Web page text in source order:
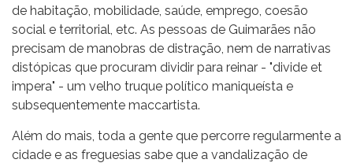
de habitação, mobilidade, saúde, emprego, coesão
social e territorial, etc. As pessoas de Guimarães não
precisam de manobras de distração, nem de narrativas
distópicas que procuram dividir para reinar - "divide et
impera" - um velho truque político maniqueísta e
subsequentemente maccartista.
Além do mais, toda a gente que percorre regularmente a
cidade e as freguesias sabe que a vandalização de